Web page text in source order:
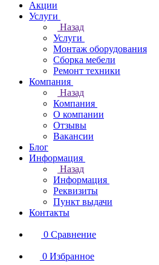
Акции
Услуги
Назад
Услуги
Монтаж оборудования
Сборка мебели
Ремонт техники
Компания
Назад
Компания
О компании
Отзывы
Вакансии
Блог
Информация
Назад
Информация
Реквизиты
Пункт выдачи
Контакты
0 Сравнение
0 Избранное